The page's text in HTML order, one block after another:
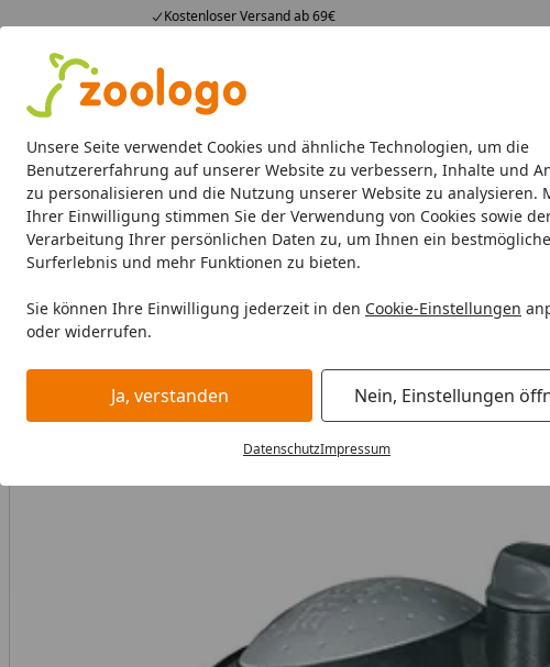
Unsere Seite verwendet Cookies und ähnliche Technologien, um die
Benutzererfahrung auf unserer Website zu verbessern, Inhalte und
zu personalisieren und die Nutzung unserer Website zu analysieren.
Ihrer Einwilligung stimmen Sie der Verwendung von Cookies sowie
Verarbeitung Ihrer persönlichen Daten zu, um Ihnen ein
Surferlebnis und mehr Funktionen zu bieten.
Sie können Ihre Einwilligung jederzeit in den Cookie-Einstellungen
oder widerrufen.
Ja, verstanden Nein, Einstellungen
DatenschutzImpressum
Kostenloser Versand ab 69€
4,73
23.589 Bewertungen
Alle Produkte
Alle Produkte Angebote Neuheiten Sommerhits
Aquaristik Aquarien Beleuchtung Aquarienfilter,
Startseite
Aquaristik Aquarienfilter, Pumpen & Zubehör
Angebot